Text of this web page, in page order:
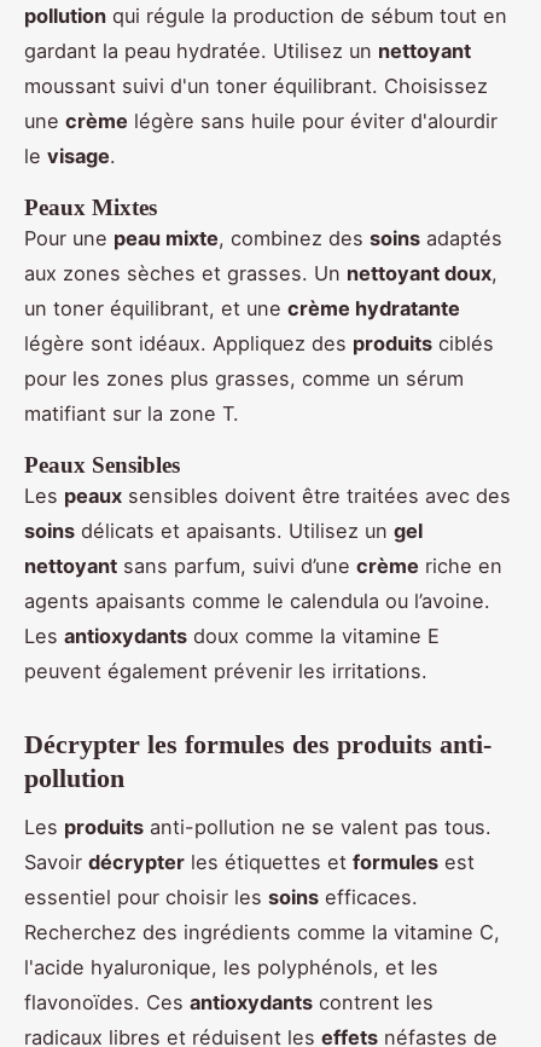
pollution qui régule la production de sébum tout en
gardant la peau hydratée. Utilisez un nettoyant
moussant suivi d'un toner équilibrant. Choisissez
une crème légère sans huile pour éviter d'alourdir
le visage.
Peaux Mixtes
Pour une peau mixte, combinez des soins adaptés
aux zones sèches et grasses. Un nettoyant doux,
un toner équilibrant, et une crème hydratante
légère sont idéaux. Appliquez des produits ciblés
pour les zones plus grasses, comme un sérum
matifiant sur la zone T.
Peaux Sensibles
Les peaux sensibles doivent être traitées avec des
soins délicats et apaisants. Utilisez un gel
nettoyant sans parfum, suivi d’une crème riche en
agents apaisants comme le calendula ou l’avoine.
Les antioxydants doux comme la vitamine E
peuvent également prévenir les irritations.
Décrypter les formules des produits anti-
pollution
Les produits anti-pollution ne se valent pas tous.
Savoir décrypter les étiquettes et formules est
essentiel pour choisir les soins efficaces.
Recherchez des ingrédients comme la vitamine C,
l'acide hyaluronique, les polyphénols, et les
flavonoïdes. Ces antioxydants contrent les
radicaux libres et réduisent les effets néfastes de